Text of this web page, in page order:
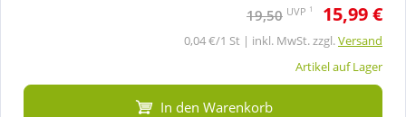
19,50 UVP 1 15,99 €
0,04 €/1 St | inkl. MwSt. zzgl.Versand
Artikel auf Lager
In den Warenkorb